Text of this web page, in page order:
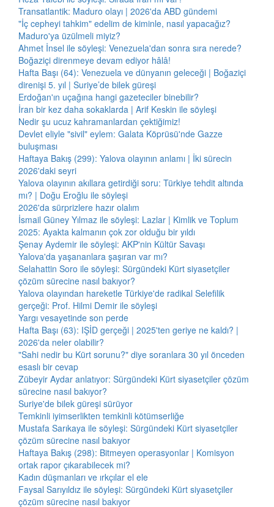
Transatlantik: Maduro olayı | 2026'da ABD gündemi
"İç cepheyi tahkim" edelim de kiminle, nasıl yapacağız?
Maduro'ya üzülmeli miyiz?
Ahmet İnsel ile söyleşi: Venezuela'dan sonra sıra nerede?
Boğaziçi direnmeye devam ediyor hâlâ!
Hafta Başı (64): Venezuela ve dünyanın geleceği | Boğaziçi
direnişi 5. yıl | Suriye’de bilek güreşi
Erdoğan'ın uçağına hangi gazeteciler binebilir?
İran bir kez daha sokaklarda | Arif Keskin ile söyleşi
Nedir şu ucuz kahramanlardan çektiğimiz!
Devlet eliyle "sivil" eylem: Galata Köprüsü'nde Gazze
buluşması
Haftaya Bakış (299): Yalova olayının anlamı | İki sürecin
2026'daki seyri
Yalova olayının akıllara getirdiği soru: Türkiye tehdit altında
mı? | Doğu Eroğlu ile söyleşi
2026'da sürprizlere hazır olalım
İsmail Güney Yılmaz ile söyleşi: Lazlar | Kimlik ve Toplum
2025: Ayakta kalmanın çok zor olduğu bir yıldı
Şenay Aydemir ile söyleşi: AKP'nin Kültür Savaşı
Yalova'da yaşananlara şaşıran var mı?
Selahattin Soro ile söyleşi: Sürgündeki Kürt siyasetçiler
çözüm sürecine nasıl bakıyor?
Yalova olayından hareketle Türkiye'de radikal Selefilik
gerçeği: Prof. Hilmi Demir ile söyleşi
Yargı vesayetinde son perde
Hafta Başı (63): IŞİD gerçeği | 2025'ten geriye ne kaldı? |
2026'da neler olabilir?
"Sahi nedir bu Kürt sorunu?" diye soranlara 30 yıl önceden
esaslı bir cevap
Zübeyir Aydar anlatıyor: Sürgündeki Kürt siyasetçiler çözüm
sürecine nasıl bakıyor?
Suriye'de bilek güreşi sürüyor
Temkinli iyimserlikten temkinli kötümserliğe
Mustafa Sarıkaya ile söyleşi: Sürgündeki Kürt siyasetçiler
çözüm sürecine nasıl bakıyor
Haftaya Bakış (298): Bitmeyen operasyonlar | Komisyon
ortak rapor çıkarabilecek mi?
Kadın düşmanları ve ırkçılar el ele
Faysal Sarıyıldız ile söyleşi: Sürgündeki Kürt siyasetçiler
çözüm sürecine nasıl bakıyor